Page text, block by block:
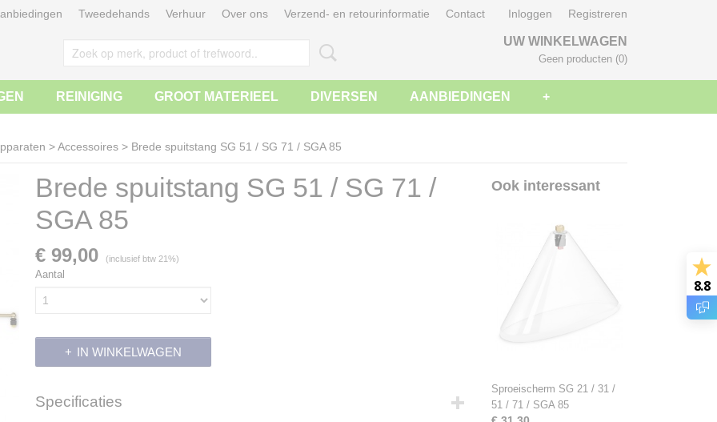
Tweedehands Verhuur Over ons Verzend- en retourinformatie Contact Inloggen Registreren
UW WINKELWAGEN
Geen producten (0)
REINIGING GROOT MATERIEEL DIVERSEN AANBIEDINGEN +
>Accessoires > Brede spuitstang SG 51 / SG 71 / SGA 85
Brede spuitstang SG 51 / SG 71 /
SGA 85
€ 99,00 (inclusief btw 21%)
Aantal
IN WINKELWAGEN
Specificaties
Ook interessant
Sproeischerm SG 21 / 31 /
51 / 71 / SGA 85
8.8